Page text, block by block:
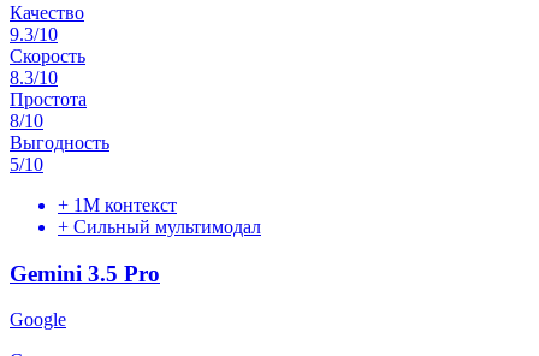
Качество
9.3/10
Скорость
8.3/10
Простота
8/10
Выгодность
5/10
+ 1M контекст
+ Сильный мультимодал
Gemini 3.5 Pro
Google